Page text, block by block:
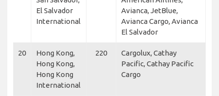
El Salvador
International
Avianca, JetBlue,
Avianca Cargo, Avianca
El Salvador
20
Hong Kong,
Hong Kong,
Hong Kong
International
220
Cargolux, Cathay
Pacific, Cathay Pacific
Cargo